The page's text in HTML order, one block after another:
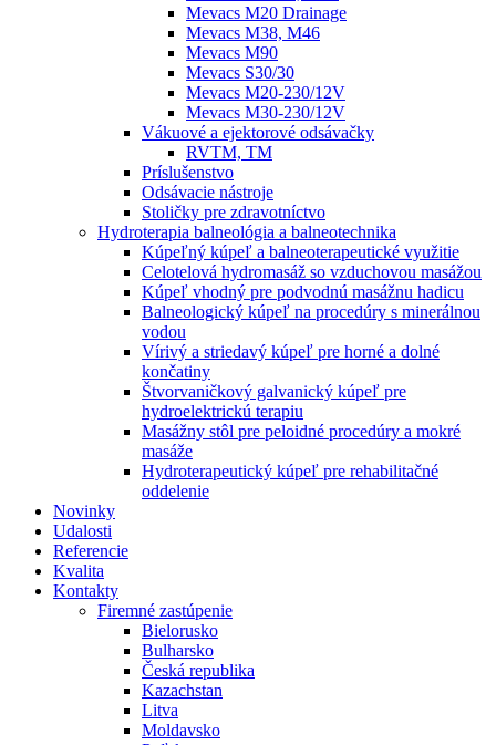
Mevacs M20 Drainage
Mevacs M38, M46
Mevacs M90
Mevacs S30/30
Mevacs M20-230/12V
Mevacs M30-230/12V
Vákuové a ejektorové odsávačky
RVTM, TM
Príslušenstvo
Odsávacie nástroje
Stoličky pre zdravotníctvo
Hydroterapia balneológia a balneotechnika
Kúpeľný kúpeľ a balneoterapeutické využitie
Celotelová hydromasáž so vzduchovou masážou
Kúpeľ vhodný pre podvodnú masážnu hadicu
Balneologický kúpeľ na procedúry s minerálnou
vodou
Vírivý a striedavý kúpeľ pre horné a dolné
končatiny
Štvorvaničkový galvanický kúpeľ pre
hydroelektrickú terapiu
Masážny stôl pre peloidné procedúry a mokré
masáže
Hydroterapeutický kúpeľ pre rehabilitačné
oddelenie
Novinky
Udalosti
Referencie
Kvalita
Kontakty
Firemné zastúpenie
Bielorusko
Bulharsko
Česká republika
Kazachstan
Litva
Moldavsko